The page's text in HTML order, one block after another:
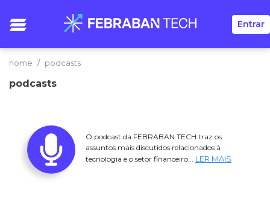
Entrar
home podcasts
podcasts
O podcast da FEBRABAN TECH traz os
assuntos mais discutidos relacionados à
tecnologia e o setor financeiro... LER MAIS